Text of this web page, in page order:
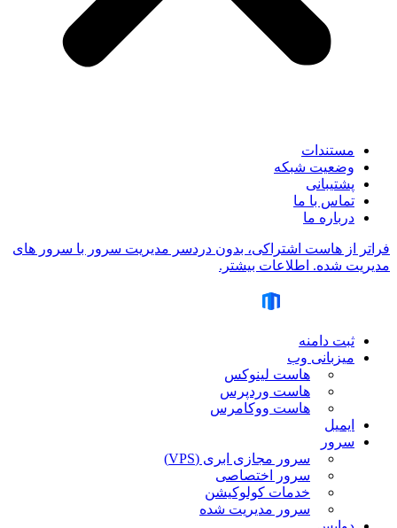
مستندات
وضعیت شبکه
پشتیبانی
تماس با ما
درباره ما
فراتر از هاست اشتراکی، بدون دردسر مدیریت سرور با سرور های
مدیریت شده. اطلاعات بیشتر.
ثبت دامنه
میزبانی وب
هاست لینوکس
هاست وردپرس
هاست ووکامرس
ایمیل
سرور
سرور مجازی ابری (VPS)
سرور اختصاصی
خدمات کولوکیشن
سرور مدیریت شده